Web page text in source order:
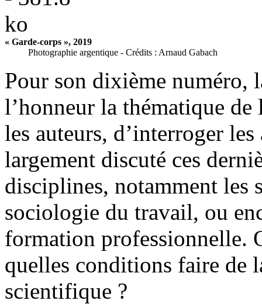
« Garde-corps », 2019
Photographie argentique - Crédits : Arnaud Gabach
Pour son dixième numéro,
l’honneur la thématique
les auteurs, d’interroger
largement discuté ces
disciplines, notamment les
sociologie du travail, ou
formation professionnelle.
quelles conditions faire de
scientifique ?